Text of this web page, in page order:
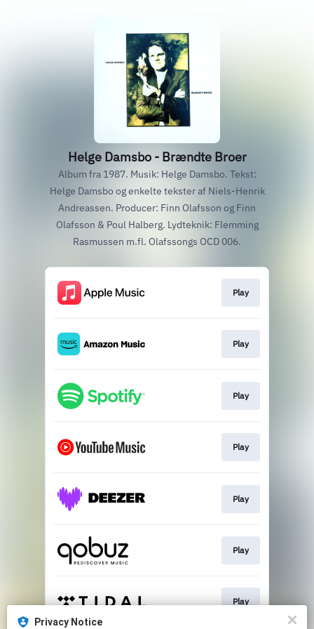
Privacy Notice
Helge Damsbo - Brændte Broer
Album fra 1987. Musik: Helge Damsbo. Tekst:
Helge Damsbo og enkelte tekster af Niels-Henrik
Andreassen. Producer: Finn Olafsson og Finn
Olafsson & Poul Halberg. Lydteknik: Flemming
Rasmussen m.fl. Olafssongs OCD 006.
Play
Play
Play
Play
Play
Play
Play